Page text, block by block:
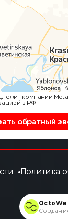
компании
в РФ
обратный
Политика